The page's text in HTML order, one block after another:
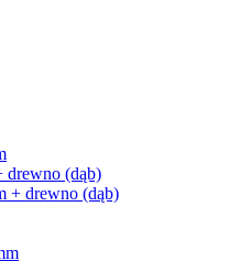
drewno (dąb)
+ drewno (dąb)